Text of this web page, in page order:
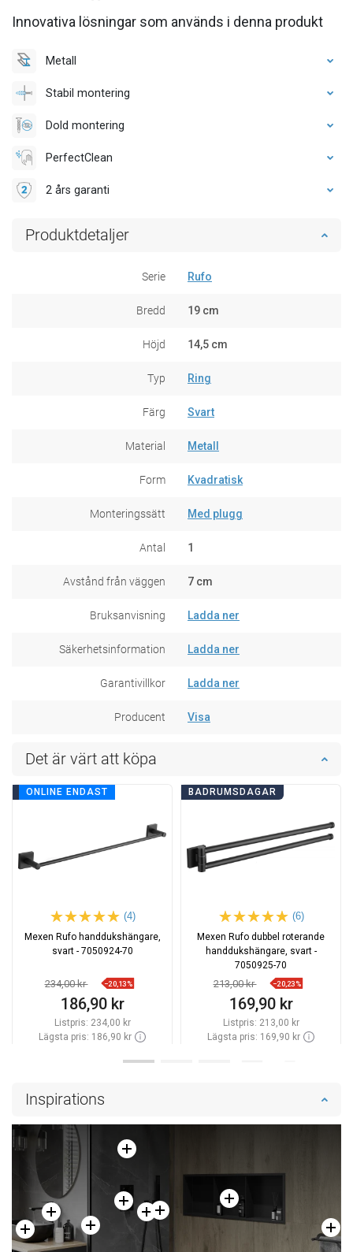
Innovativa lösningar som används i denna produkt
Metall
Stabil montering
Dold montering
PerfectClean
2 års garanti
Produktdetaljer
Serie Rufo
Bredd 19 cm
Höjd 14,5 cm
Typ Ring
Färg Svart
Material Metall
Form Kvadratisk
Monteringssätt Med plugg
Antal 1
Avstånd från väggen 7 cm
Bruksanvisning Ladda ner
Säkerhetsinformation Ladda ner
Garantivillkor Ladda ner
Producent Visa
Det är värt att köpa
ONLINE ENDAST
BADRUMSDAGAR
(4)
Mexen Rufo handdukshängare,
svart - 7050924-70
234,00 kr −20,13%
186,90 kr
Listpris: 234,00 kr
Lägsta pris: 186,90 kr
BADRUMSDAGAR
(6)
Mexen Rufo dubbel roterande
handdukshängare, svart -
7050925-70
213,00 kr −20,23%
169,90 kr
Listpris: 213,00 kr
Lägsta pris: 169,90 kr
Inspirations